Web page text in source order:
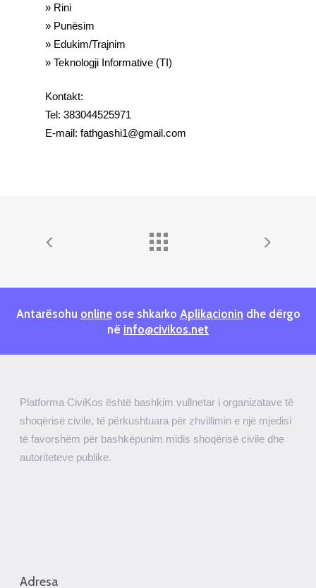
» Rini
» Punësim
» Edukim/Trajnim
» Teknologji Informative (TI)
Kontakt:
Tel: 383044525971
E-mail: fathgashi1@gmail.com
Antarësohu onlineose shkarko Aplikacionin dhe dërgo
në info@civikos.net
Platforma CiviKos është bashkim vullnetar i organizatave të
shoqërisë civile, të përkushtuara për zhvillimin e një mjedisi
të favorshëm për bashkëpunim midis shoqërisë civile dhe
autoriteteve publike.
Adresa